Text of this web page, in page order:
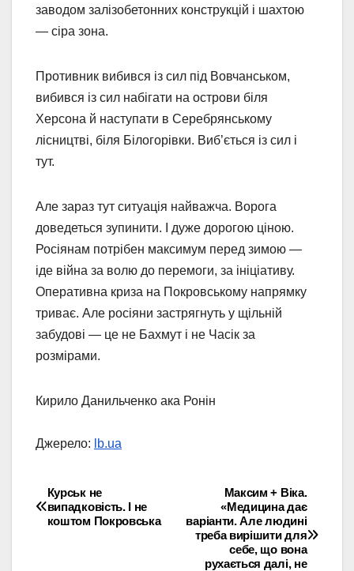
заводом залізобетонних конструкцій і шахтою
— сіра зона.
Противник вибився із сил під Вовчанськом,
вибився із сил набігати на острови біля
Херсона й наступати в Серебрянському
лісництві, біля Білогорівки. Виб’ється із сил і
тут.
Але зараз тут ситуація найважча. Ворога
доведеться зупинити. І дуже дорогою ціною.
Росіянам потрібен максимум перед зимою —
іде війна за волю до перемоги, за ініціативу.
Оперативна криза на Покровському напрямку
триває. Але росіяни застрягнуть у щільній
забудові — це не Бахмут і не Часік за
розмірами.
Кирило Данильченко ака Ронін
Джерело: lb.ua
Навігація
записів
Максим + Віка.
«Медицина дає
варіанти. Але людині
треба вирішити для
себе, що вона
рухається далі, не
​Курськ не
випадковість. І не
коштом Покровська